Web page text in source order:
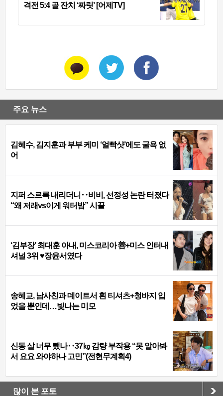
격전 5:4 골 잔치 ‘짜릿’ [어제TV]
주요 뉴스
김혜수, 김지훈과 부부 케미 ‘얼빡샷’에도 굴욕 없
어
지퍼 스르륵 내리더니‥비비, 선정성 논란 터졌다
“왜 저래vs이게 워터밤” 시끌
‘김부장’ 최대훈 아내, 미스코리아 善+미스 인터내
셔널 3위 ♥장윤서였다
송혜교, 남사친과 데이트서 흰 티셔츠+청바지 입
었을 뿐인데…빛나는 미모
신동 살 너무 뺐나‥37㎏ 감량 부작용 “못 알아봐
서 요요 와야하나 고민”(전현무계획4)
많이 본 포토